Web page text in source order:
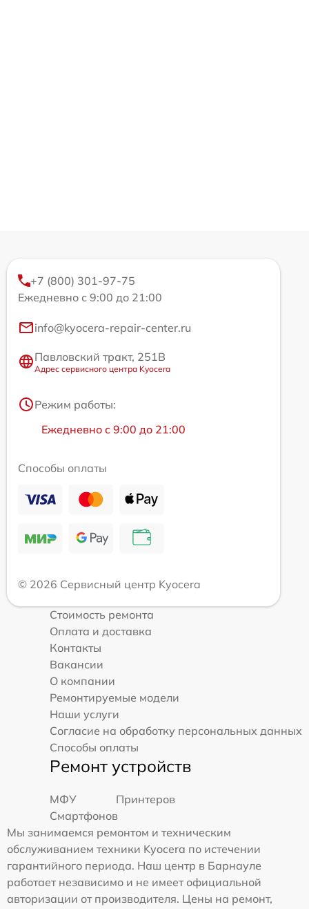
+7 (800) 301-97-75
Ежедневно с 9:00 до 21:00
info@kyocera-repair-center.ru
Павловский тракт, 251В
Адрес сервисного центра Kyocera
Режим работы:
Ежедневно с 9:00 до 21:00
Способы оплаты
© 2026 Сервисный центр Kyocera
Стоимость ремонта
Оплата и доставка
Контакты
Вакансии
О компании
Ремонтируемые модели
Наши услуги
Согласие на обработку персональных данных
Способы оплаты
Ремонт устройств
МФУ
Принтеров
Смартфонов
Мы занимаемся ремонтом и техническим
обслуживанием техники Kyocera по истечении
гарантийного периода. Наш центр в Барнауле
работает независимо и не имеет официальной
авторизации от производителя. Цены на ремонт,